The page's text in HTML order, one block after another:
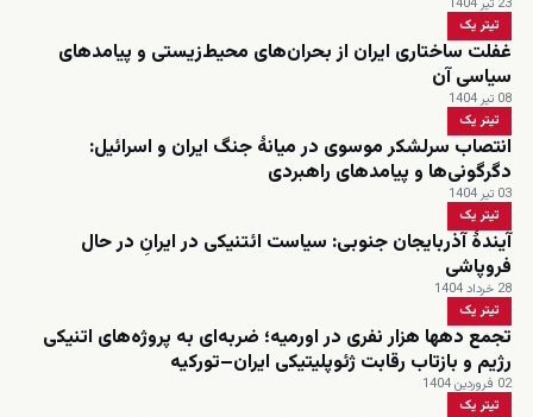
23 تیر 1404
تیتر یک
غفلت ساختاری ایران از بحران‌های محیط‌زیستی و پیامدهای
سیاسی آن
08 تیر 1404
تیتر یک
انتصاب سرلشکر موسوی در میانهٔ جنگ ایران و اسرائیل:
دگرگونی‌ها و پیامدهای راهبردی
03 تیر 1404
تیتر یک
آیندهٔ آذربایجان جنوبی: سیاست ائتنیکی در ایرانِ در حال
فروپاشی
28 خرداد 1404
تیتر یک
تجمع دهها هزار نفری در اورمیه؛ ضربه‌ای به پروژه‌های اتنیکی
رژیم و بازتاب رقابت ژئوپلیتیکی ایران–تورکیه
02 فروردین 1404
تیتر یک